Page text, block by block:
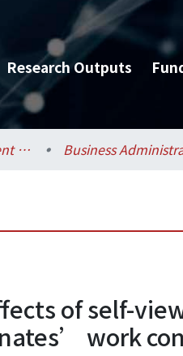
Research Outputs
College of Management / 管理學院
of self-
work